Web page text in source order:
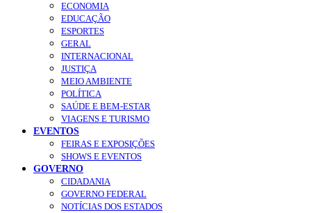
ECONOMIA
EDUCAÇÃO
ESPORTES
GERAL
INTERNACIONAL
JUSTIÇA
MEIO AMBIENTE
POLÍTICA
SAÚDE E BEM-ESTAR
VIAGENS E TURISMO
EVENTOS
FEIRAS E EXPOSIÇÕES
SHOWS E EVENTOS
GOVERNO
CIDADANIA
GOVERNO FEDERAL
NOTÍCIAS DOS ESTADOS